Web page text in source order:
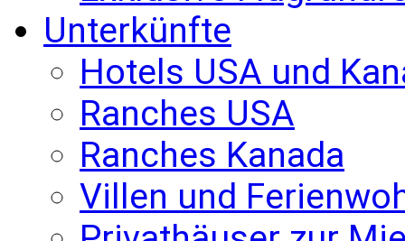
Unterkünfte
Hotels USA und
Ranches USA
Ranches Kanada
Villen und